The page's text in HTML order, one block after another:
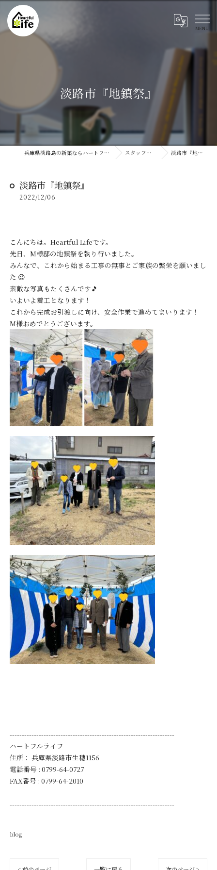
淡路市『地鎮祭』
兵庫県淡路島の新築ならハートフルライフ スタッフブログ 淡路市『地鎮祭』
淡路市『地鎮祭』
2022/12/06
こんにちは。Heartful Lifeです。
先日、M様邸の地鎮祭を執り行いました。
みんなで、これから始まる工事の無事とご家族の繁栄を願いまし
た 😉
素敵な写真もたくさんです🎵
いよいよ着工となります！
これから完成お引渡しに向け、安全作業で進めてまいります！
M様おめでとうございます。
--------------------------------------------------------------------
ハートフルライフ
住所： 兵庫県淡路市生穂1156
電話番号 : 0799-64-0727
FAX番号 : 0799-64-2010
--------------------------------------------------------------------
blog